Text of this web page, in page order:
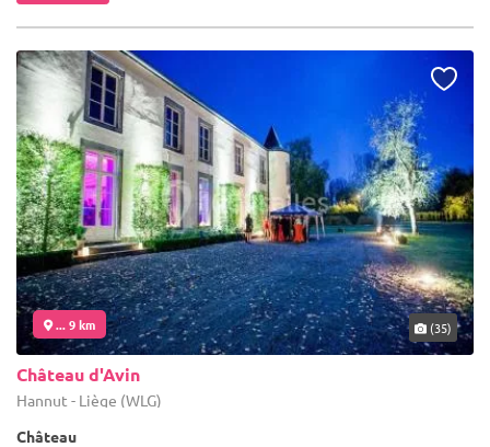
... 9 km (35)
Château d'Avin
Hannut - Liège (WLG)
Château